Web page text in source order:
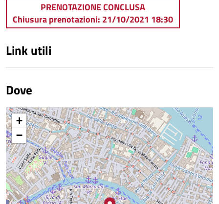
PRENOTAZIONE CONCLUSA
Chiusura prenotazioni: 21/10/2021 18:30
Link utili
Dove
+
−